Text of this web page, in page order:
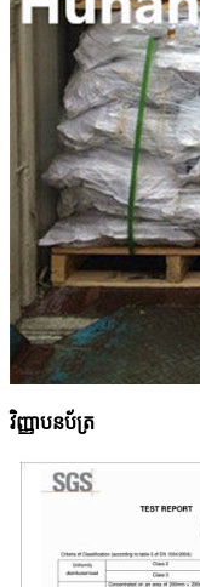
វិញ្ញាបនប័ត្រ